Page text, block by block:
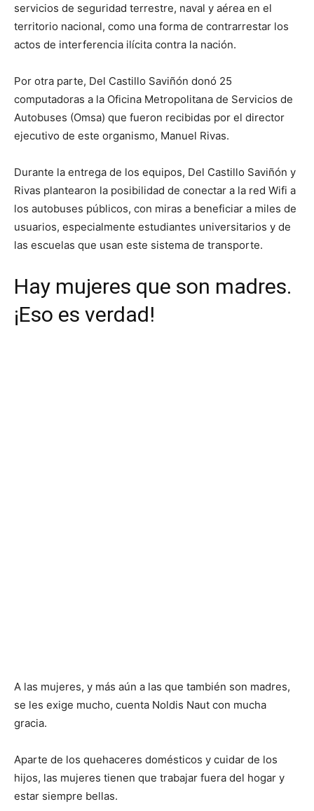
servicios de seguridad terrestre, naval y aérea en el
territorio nacional, como una forma de contrarrestar los
actos de interferencia ilícita contra la nación.
Por otra parte, Del Castillo Saviñón donó 25
computadoras a la Oficina Metropolitana de Servicios de
Autobuses (Omsa) que fueron recibidas por el director
ejecutivo de este organismo, Manuel Rivas.
Durante la entrega de los equipos, Del Castillo Saviñón y
Rivas plantearon la posibilidad de conectar a la red Wifi a
los autobuses públicos, con miras a beneficiar a miles de
usuarios, especialmente estudiantes universitarios y de
las escuelas que usan este sistema de transporte.
Hay mujeres que son madres.
¡Eso es verdad!
A las mujeres, y más aún a las que también son madres,
se les exige mucho, cuenta Noldis Naut con mucha
gracia.
Aparte de los quehaceres domésticos y cuidar de los
hijos, las mujeres tienen que trabajar fuera del hogar y
estar siempre bellas.